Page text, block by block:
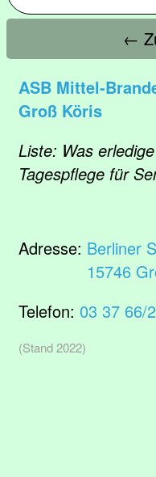
←
ASB Mittel-
Groß Köris
Liste: Was
Tagespflege für
Adresse: Berliner
15746
Telefon: 03 37 66/
(Stand 2022)